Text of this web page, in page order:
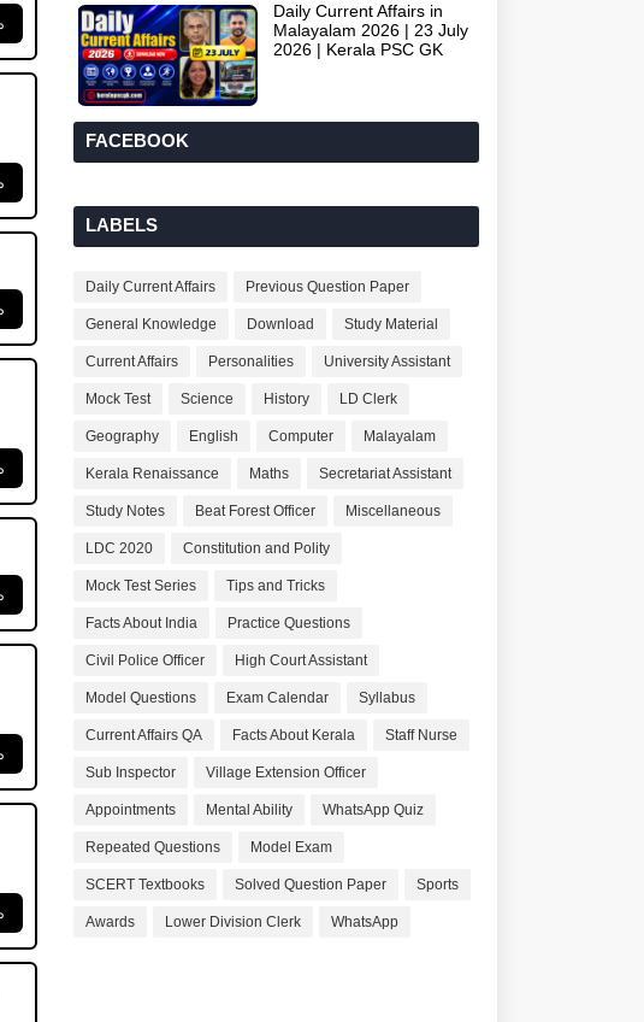
Daily Current Affairs in
Malayalam 2026 | 23 July
2026 | Kerala PSC GK
FACEBOOK
LABELS
Daily Current Affairs Previous Question Paper
General Knowledge Download Study Material
Current Affairs Personalities University Assistant
Mock Test Science History LD Clerk
Geography English Computer Malayalam
Kerala Renaissance Maths Secretariat Assistant
Study Notes Beat Forest Officer Miscellaneous
LDC 2020 Constitution and Polity
Mock Test Series Tips and Tricks
Facts About India Practice Questions
Civil Police Officer High Court Assistant
Model Questions Exam Calendar Syllabus
Current Affairs QA Facts About Kerala Staff Nurse
Sub Inspector Village Extension Officer
Appointments Mental Ability WhatsApp Quiz
Repeated Questions Model Exam
SCERT Textbooks Solved Question Paper Sports
Awards Lower Division Clerk WhatsApp